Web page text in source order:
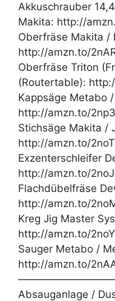
Akkuschrauber
Makita: http://
Oberfräse Makita /
http://amzn.to/
Oberfräse Triton
(Routertable):
Kappsäge Metabo
http://amzn.to/
Stichsäge Makita /
http://amzn.to/
Exzenterschleifer
http://amzn.to/
Flachdübelfräse
http://amzn.to/
Kreg Jig Master
http://amzn.to/
Sauger Metabo /
http://amzn.to/
Absauganlage /